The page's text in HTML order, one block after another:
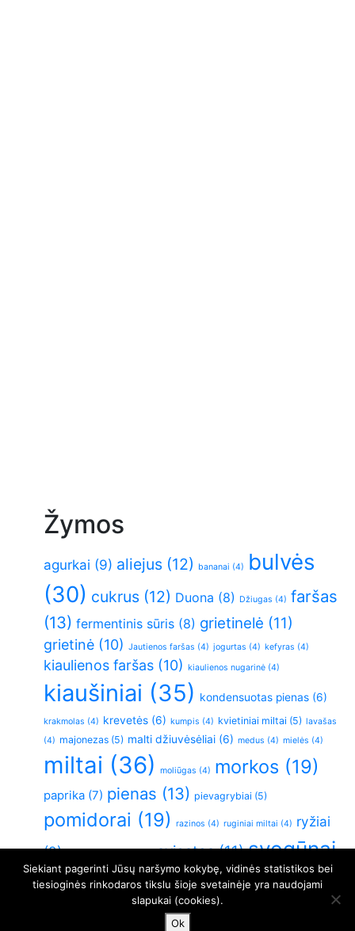
Žymos
agurkai (9) aliejus (12) bananai (4)
bulvės
(30) cukrus (12) Duona (8) Džiugas (4) faršas
(13) fermentinis sūris (8) grietinelė (11)
grietinė (10) Jautienos faršas (4) jogurtas (4) kefyras (4)
kiaulienos faršas (10) kiaulienos nugarinė (4)
kiaušiniai (35) kondensuotas pienas (6)
krakmolas (4) krevetės (6) kumpis (4) kvietiniai miltai (5) lavašas
(4) majonezas (5) malti džiuvėsėliai (6) medus (4) mielės (4)
miltai (36) moliūgas (4) morkos (19)
paprika (7) pienas (13) pievagrybiai (5)
pomidorai (19) razinos (4) ruginiai miltai (4) ryžiai
(9)
sviestas(11) svogūnai
(26) Varškė(21) virtos bulvės (5) vištiena(6)
vištienos krūtinėlė(11) česnakai
Siekiant pagerinti Jūsų naršymo kokybę, vidinės statistikos bei
tiesioginės rinkodaros tikslu šioje svetainėje yra naudojami
slapukai (cookies).
Ok